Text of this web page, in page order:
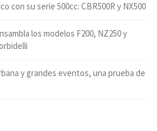
con su serie 500cc: CBR500R y NX500
los modelos F200, NZ250 y
y grandes eventos, una prueba de